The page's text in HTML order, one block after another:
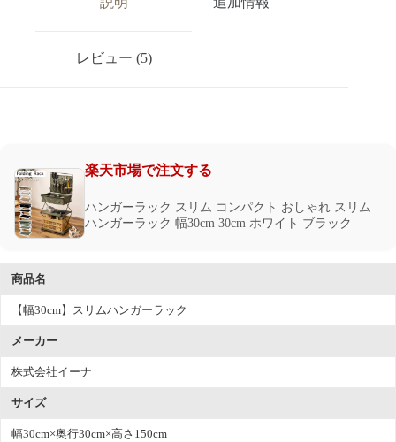
レビュー (5)
楽天市場で注文する
ハンガーラック スリム コンパクト おしゃれ スリム
ハンガーラック 幅30cm 30cm ホワイト ブラック
商品名
【幅30cm】スリムハンガーラック
メーカー
株式会社イーナ
サイズ
幅30cm×奥行30cm×高さ150cm